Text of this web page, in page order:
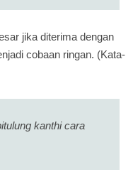
jika diterima dengan
cobaan ringan. (Kata-
kanthi cara